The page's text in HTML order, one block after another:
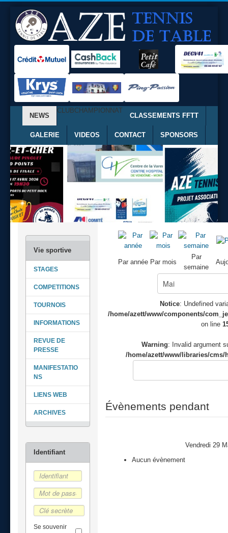
NEWS
CLUBCHAMPIONNAT
CLASSEMENTS FFTT
GALERIE VIDEOS CONTACT SPONSORS
Se souvenir
STAGES
COMPETITIONS
TOURNOIS
INFORMATIONS
REVUE DE
PRESSE
MANIFESTATIO
NS
LIENS WEB
ARCHIVES
Par année Par mois
Par
semaine
Notice: Undefined
/home/azett/www/components/
on line
Warning: Invalid argument
/home/azett/www/libraries/cms/
Évènements pendant
Vendredi 29
Aucun évènement